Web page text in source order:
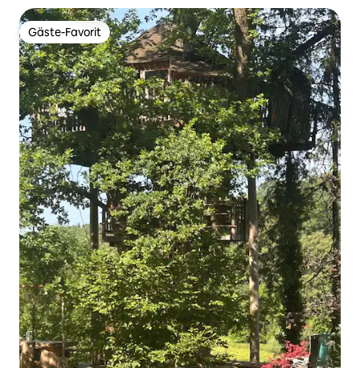
Gäste-Favorit
Gäste-Favorit